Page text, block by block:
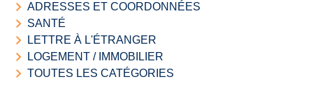
ADRESSES ET COORDONNÉES
SANTÉ
LETTRE À L'ÉTRANGER
LOGEMENT / IMMOBILIER
TOUTES LES CATÉGORIES